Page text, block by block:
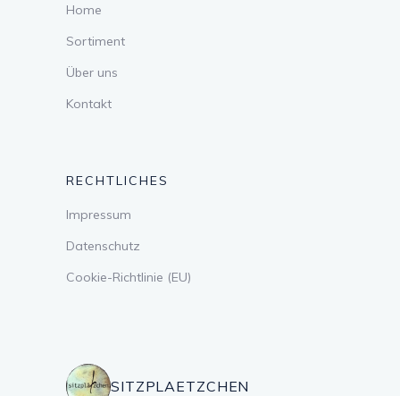
Home
Sortiment
Über uns
Kontakt
RECHTLICHES
Impressum
Datenschutz
Cookie-Richtlinie (EU)
SITZPLAETZCHEN